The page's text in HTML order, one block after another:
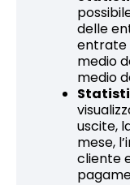
delle
entrate
medio
medio
uscite,
mese,
cliente